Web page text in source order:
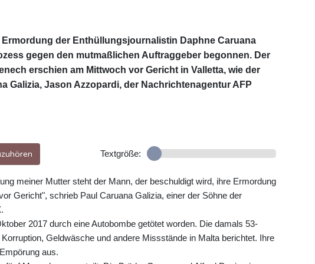
Ermordung der Enthüllungsjournalistin Daphne Caruana
gegen den mutmaßlichen Auftraggeber begonnen. Der
erschien am Mittwoch vor Gericht in Valletta, wie der
Galizia, Jason Azzopardi, der Nachrichtenagentur AFP
Textgröße:
meiner Mutter steht der Mann, der beschuldigt wird, ihre Ermordung
Gericht", schrieb Paul Caruana Galizia, einer der Söhne der
2017 durch eine Autobombe getötet worden. Die damals 53-
Geldwäsche und andere Missstände in Malta berichtet. Ihre
aus.